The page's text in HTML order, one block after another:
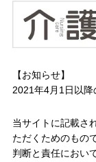
【お知らせ】
2021年4月1日以降
当サイトに記載さ
ただくためのもの
判断と責任におい